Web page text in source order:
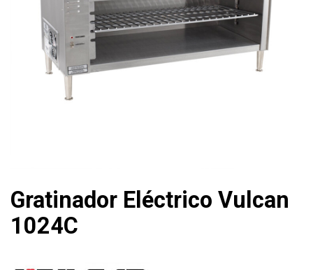
Gratinador Eléctrico Vulcan
1024C